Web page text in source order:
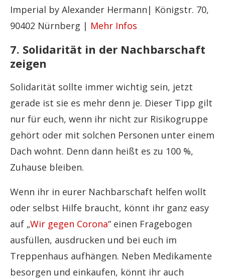
Imperial by Alexander Hermann| Königstr. 70,
90402 Nürnberg | Mehr Infos
7. Solidarität in der Nachbarschaft
zeigen
Solidarität sollte immer wichtig sein, jetzt
gerade ist sie es mehr denn je. Dieser Tipp gilt
nur für euch, wenn ihr nicht zur Risikogruppe
gehört oder mit solchen Personen unter einem
Dach wohnt. Denn dann heißt es zu 100 %,
Zuhause bleiben.
Wenn ihr in eurer Nachbarschaft helfen wollt
oder selbst Hilfe braucht, könnt ihr ganz easy
auf „Wir gegen Corona“ einen Fragebogen
ausfüllen, ausdrucken und bei euch im
Treppenhaus aufhängen. Neben Medikamente
besorgen und einkaufen, könnt ihr auch